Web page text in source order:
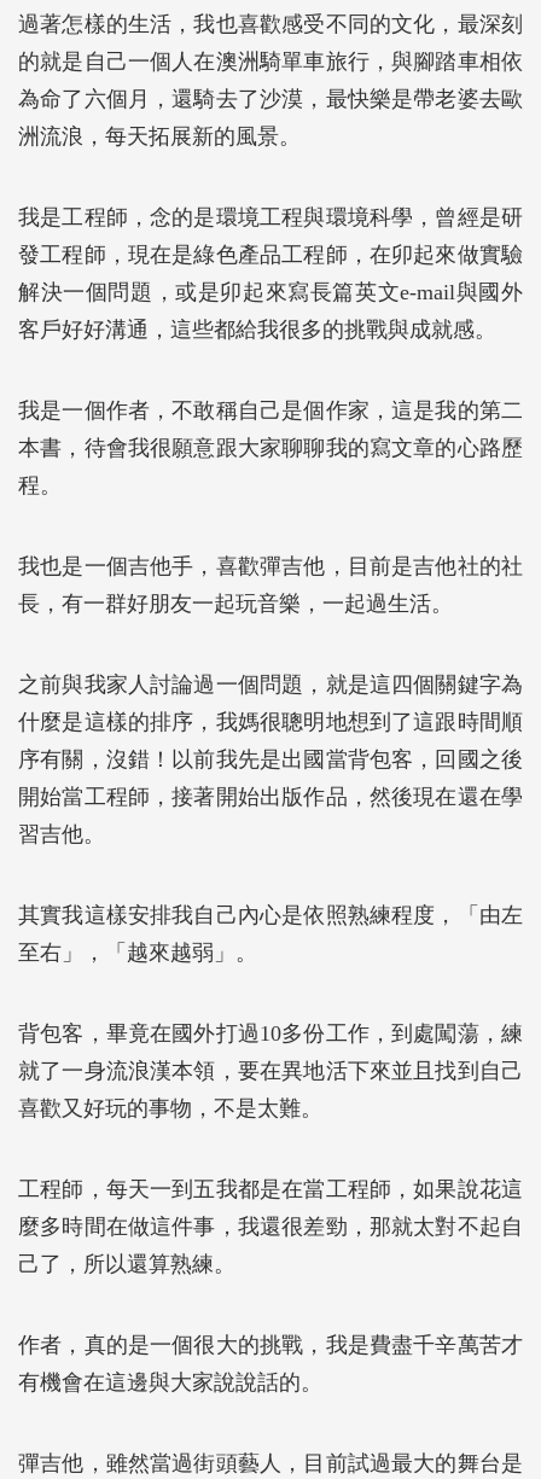
過著怎樣的生活，我也喜歡感受不同的文化，最深刻
的就是自己一個人在澳洲騎單車旅行，與腳踏車相依
為命了六個月，還騎去了沙漠，最快樂是帶老婆去歐
洲流浪，每天拓展新的風景。
我是工程師，念的是環境工程與環境科學，曾經是研
發工程師，現在是綠色產品工程師，在卯起來做實驗
解決一個問題，或是卯起來寫長篇英文e-mail與國外
客戶好好溝通，這些都給我很多的挑戰與成就感。
我是一個作者，不敢稱自己是個作家，這是我的第二
本書，待會我很願意跟大家聊聊我的寫文章的心路歷
程。
我也是一個吉他手，喜歡彈吉他，目前是吉他社的社
長，有一群好朋友一起玩音樂，一起過生活。
之前與我家人討論過一個問題，就是這四個關鍵字為
什麼是這樣的排序，我媽很聰明地想到了這跟時間順
序有關，沒錯！以前我先是出國當背包客，回國之後
開始當工程師，接著開始出版作品，然後現在還在學
習吉他。
其實我這樣安排我自己內心是依照熟練程度，「由左
至右」，「越來越弱」。
背包客，畢竟在國外打過10多份工作，到處闖蕩，練
就了一身流浪漢本領，要在異地活下來並且找到自己
喜歡又好玩的事物，不是太難。
工程師，每天一到五我都是在當工程師，如果說花這
麼多時間在做這件事，我還很差勁，那就太對不起自
己了，所以還算熟練。
作者，真的是一個很大的挑戰，我是費盡千辛萬苦才
有機會在這邊與大家說說話的。
彈吉他，雖然當過街頭藝人，目前試過最大的舞台是